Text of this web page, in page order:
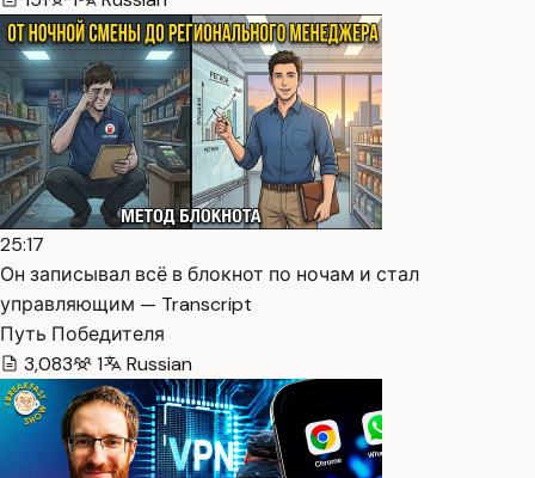
25:17
Он записывал всё в блокнот по ночам и стал
управляющим — Transcript
Путь Победителя
3,083
1 Russian